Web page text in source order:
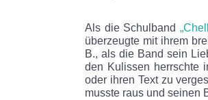
Als die Schulband
überzeugte mit ihrem
B., als die Band sein
den Kulissen herrschte
oder ihren Text zu
musste raus und seinen